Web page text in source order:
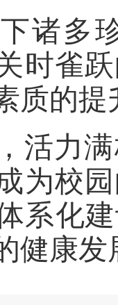
诸多
时雀
质的
活力
为校园
系化
健康发